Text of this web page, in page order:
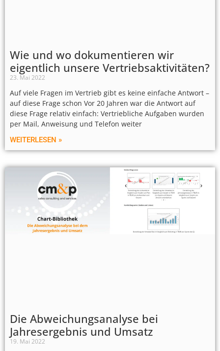
Wie und wo dokumentieren wir
eigentlich unsere Vertriebsaktivitäten?
23. Mai 2022
Auf viele Fragen im Vertrieb gibt es keine einfache Antwort –
auf diese Frage schon Vor 20 Jahren war die Antwort auf
diese Frage relativ einfach: Vertriebliche Aufgaben wurden
per Mail, Anweisung und Telefon weiter
WEITERLESEN »
Die Abweichungsanalyse bei
Jahresergebnis und Umsatz
19. Mai 2022